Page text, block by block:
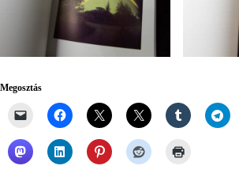
Megosztás